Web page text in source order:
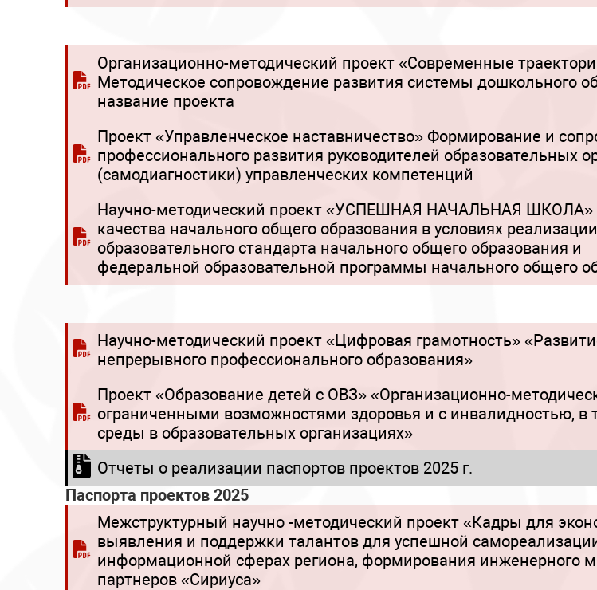
Организационно-методический проект «Современные
Методическое сопровождение развития системы дошкольного
название проекта
Проект «Управленческое наставничество» Формирование и
профессионального развития руководителей образовательных
(самодиагностики) управленческих компетенций
Научно-методический проект «УСПЕШНАЯ НАЧАЛЬНАЯ
качества начального общего образования в условиях
образовательного стандарта начального общего образования и
федеральной образовательной программы начального общего
Научно-методический проект «Цифровая грамотность»
непрерывного профессионального образования»
Проект «Образование детей с ОВЗ» «Организационно-
ограниченными возможностями здоровья и с инвалидностью, в
среды в образовательных организациях»
Отчеты о реализации паспортов проектов 2025 г.
Паспорта проектов 2025
Межструктурный научно -методический проект «Кадры для
выявления и поддержки талантов для успешной
информационной сферах региона, формирования инженерного
партнеров «Сириуса»